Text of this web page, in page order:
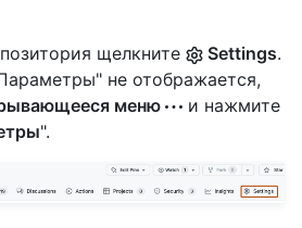
щелкните
Settings.
не отображается,
меню
и нажмите
".